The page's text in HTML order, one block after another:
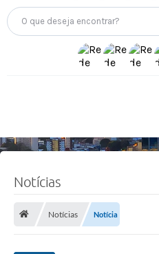
O que deseja encontrar?
Notícias
Notícias Notícia